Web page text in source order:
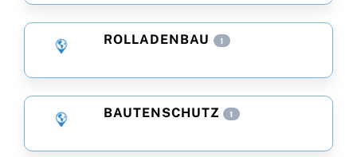
ROLLADENBAU 1
BAUTENSCHUTZ 1